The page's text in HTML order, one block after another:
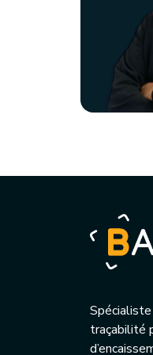
traçabilité